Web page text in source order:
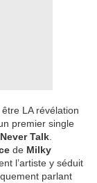
LA révélation
premier single
Talk
de Milky
l’artiste y séduit
parlant